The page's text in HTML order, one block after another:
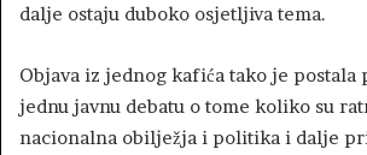
dalje ostaju duboko osjetljiva tema.
Objava iz jednog kafića tako je postala
jednu javnu debatu o tome koliko su
nacionalna obilježja i politika i dalje